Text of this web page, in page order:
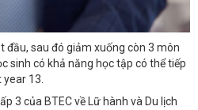
đầu, sau đó giảm xuống còn 3 môn
sinh có khả năng học tập có thể tiếp
13.
3 của BTEC về Lữ hành và Du lịch